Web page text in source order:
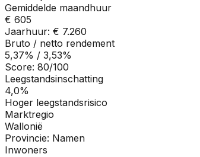
Gemiddelde maandhuur
€ 605
Jaarhuur: € 7.260
Bruto / netto rendement
5,37% / 3,53%
Score: 80/100
Leegstandsinschatting
4,0%
Hoger leegstandsrisico
Marktregio
Wallonië
Provincie: Namen
Inwoners